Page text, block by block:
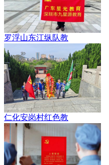
罗浮山东江纵队教
仁化安岗村红色教